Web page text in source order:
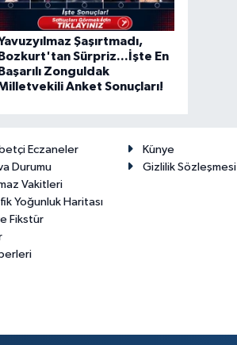
Şaşırtmadı,
Bozkurt'tan Sürpriz...İşte En
Başarılı Zonguldak
Anket Sonuçları!
Eczaneler
Durumu
Vakitleri
Yoğunluk Haritası
Fikstür
Künye
Gizlilik Sözleşmesi